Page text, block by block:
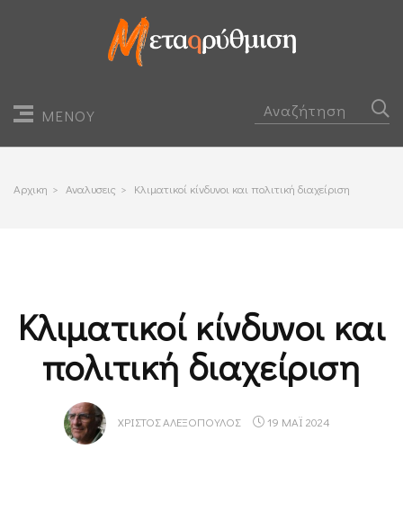
ΜΕΝΟΥ
Αρχικη > Αναλυσεις > Κλιματικοί κίνδυνοι και πολιτική διαχείριση
Κλιματικοί κίνδυνοι και
πολιτική διαχείριση
ΧΡΊΣΤΟΣ ΑΛΕΞΌΠΟΥΛΟΣ 19 ΜΑΪ 2024